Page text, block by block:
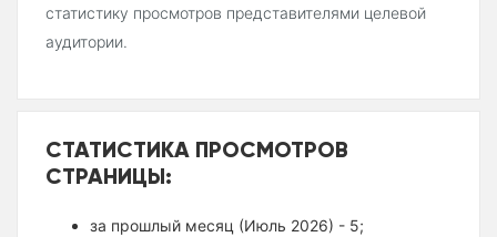
статистику просмотров представителями целевой
аудитории.
СТАТИСТИКА ПРОСМОТРОВ
СТРАНИЦЫ:
за прошлый месяц (Июль 2026) - 5;